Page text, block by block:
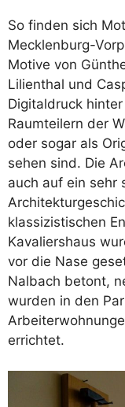
So finden sich
Mecklenburg-
Motive von
Lilienthal und
Digitaldruck
Raumteilern der
oder sogar als
sehen sind. Die
auch auf ein sehr
klassizistischen
Kavaliershaus
vor die Nase
Nalbach betont,
wurden in den
errichtet.